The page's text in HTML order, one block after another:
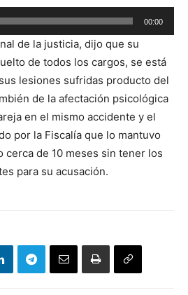
00:00
de la justicia, dijo que su
de todos los cargos, se está
lesiones sufridas producto del
de la afectación psicológica
en el mismo accidente y el
por la Fiscalía que lo mantuvo
cerca de 10 meses sin tener los
para su acusación.